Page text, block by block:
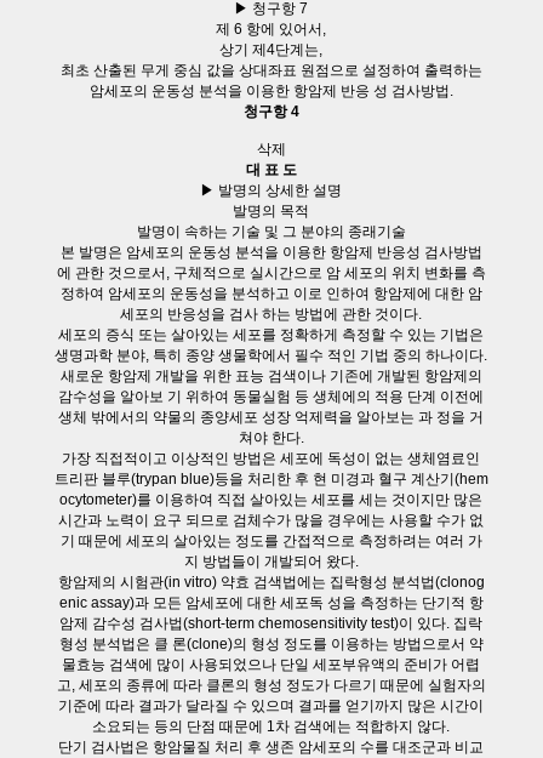
▶ 청구항 7
제 6 항에 있어서,
상기 제4단계는,
최초 산출된 무게 중심 값을 상대좌표 원점으로 설정하여 출력하는
암세포의 운동성 분석을 이용한 항암제 반응 성 검사방법.
청구항 4
삭제
대 표 도
▶ 발명의 상세한 설명
발명의 목적
발명이 속하는 기술 및 그 분야의 종래기술
본 발명은 암세포의 운동성 분석을 이용한 항암제 반응성 검사방법
에 관한 것으로서, 구체적으로 실시간으로 암 세포의 위치 변화를 측
정하여 암세포의 운동성을 분석하고 이로 인하여 항암제에 대한 암
세포의 반응성을 검사 하는 방법에 관한 것이다.
세포의 증식 또는 살아있는 세포를 정확하게 측정할 수 있는 기법은
생명과학 분야, 특히 종양 생물학에서 필수 적인 기법 중의 하나이다.
새로운 항암제 개발을 위한 표능 검색이나 기존에 개발된 항암제의
감수성을 알아보 기 위하여 동물실험 등 생체에의 적용 단계 이전에
생체 밖에서의 약물의 종양세포 성장 억제력을 알아보는 과 정을 거
쳐야 한다.
가장 직접적이고 이상적인 방법은 세포에 독성이 없는 생체염료인
트리판 블루(trypan blue)등을 처리한 후 현 미경과 혈구 계산기(hem
ocytometer)를 이용하여 직접 살아있는 세포를 세는 것이지만 많은
시간과 노력이 요구 되므로 검체수가 많을 경우에는 사용할 수가 없
기 때문에 세포의 살아있는 정도를 간접적으로 측정하려는 여러 가
지 방법들이 개발되어 왔다.
항암제의 시험관(in vitro) 약효 검색법에는 집락형성 분석법(clonog
enic assay)과 모든 암세포에 대한 세포독 성을 측정하는 단기적 항
암제 감수성 검사법(short-term chemosensitivity test)이 있다. 집락
형성 분석법은 클 론(clone)의 형성 정도를 이용하는 방법으로서 약
물효능 검색에 많이 사용되었으나 단일 세포부유액의 준비가 어렵
고, 세포의 종류에 따라 클론의 형성 정도가 다르기 때문에 실험자의
기준에 따라 결과가 달라질 수 있으며 결과를 얻기까지 많은 시간이
소요되는 등의 단점 때문에 1차 검색에는 적합하지 않다.
단기 검사법은 항암물질 처리 후 생존 암세포의 수를 대조군과 비교